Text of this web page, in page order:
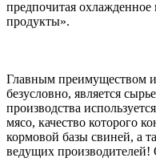
предпочитая
продукты».
Главным преимуществом
безусловно, является
производства
мясо, качество которого
кормовой базы свиней, а
ведущих производителей!